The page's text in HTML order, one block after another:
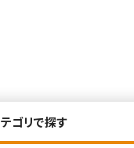
ゴリで探す